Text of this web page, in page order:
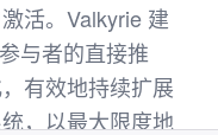
活。Valkyrie 建
与者的直接推
有效地持续扩展
，以最大限度地